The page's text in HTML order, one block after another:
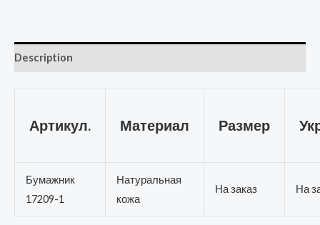
Description
Артикул. Материал Размер
Бумажник
17209-1
Натуральная
кожа
На заказ На